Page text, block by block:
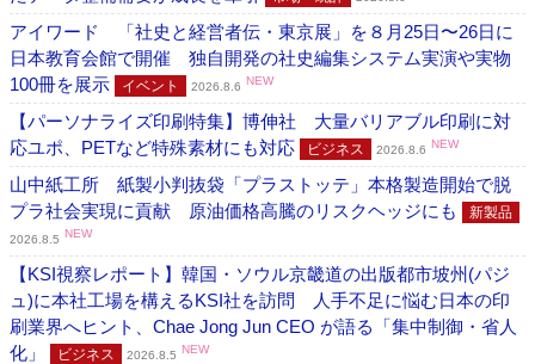
アイワード 「社史と経営者伝・東京展」を８月25日〜26日に
日本教育会館で開催 独自開発の社史編集システム実演や実物
100冊を展示
イベント 2026.8.6 NEW
【パーソナライズ印刷特集】博伸社 大量バリアブル印刷に対
応ユポ、PETなど特殊素材にも対応
ビジネス 2026.8.6 NEW
山中紙工所 紙製小判抜袋「プラストッテ」本格製造開始で脱
プラ社会実現に貢献 原油価格高騰のリスクヘッジにも
新製品
2026.8.5 NEW
【KSI視察レポート】韓国・ソウル京畿道の出版都市坡州(パジ
ュ)に本社工場を構えるKSI社を訪問 人手不足に悩む日本の印
刷業界へヒント、Chae Jong Jun CEO が語る「集中制御・省人
化」
ビジネス 2026.8.5 NEW